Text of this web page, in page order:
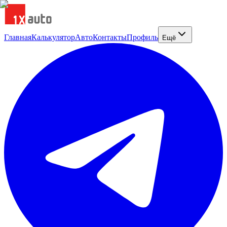
ГлавнаяКалькуляторАвтоКонтактыПрофиль Ещё